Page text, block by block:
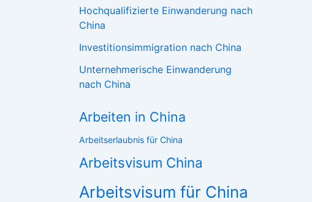
Hochqualifizierte Einwanderung nach
China
Investitionsimmigration nach China
Unternehmerische Einwanderung
nach China
Arbeiten in China
Arbeitserlaubnis für China
Arbeitsvisum China
Arbeitsvisum für China